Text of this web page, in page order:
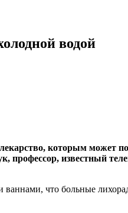
водой
которым может
профессор, известный
что больные